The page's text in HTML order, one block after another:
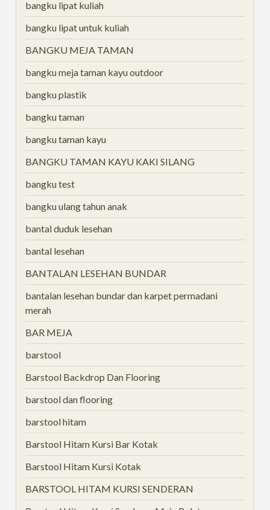
bangku lipat kuliah
bangku lipat untuk kuliah
BANGKU MEJA TAMAN
bangku meja taman kayu outdoor
bangku plastik
bangku taman
bangku taman kayu
BANGKU TAMAN KAYU KAKI SILANG
bangku test
bangku ulang tahun anak
bantal duduk lesehan
bantal lesehan
BANTALAN LESEHAN BUNDAR
bantalan lesehan bundar dan karpet permadani
merah
BAR MEJA
barstool
Barstool Backdrop Dan Flooring
barstool dan flooring
barstool hitam
Barstool Hitam Kursi Bar Kotak
Barstool Hitam Kursi Kotak
BARSTOOL HITAM KURSI SENDERAN